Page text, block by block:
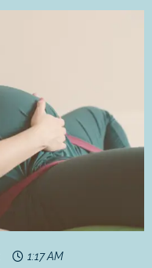
1:17 AM